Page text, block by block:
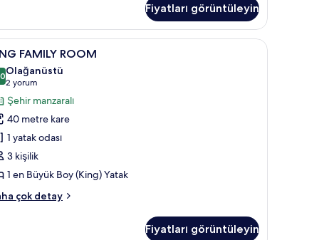
Fiyatları görüntüleyin
odada kasa Kaliteli yatak takımı, kuştüyü yorgan,
8 FAMILY ROOM
/ 10
Olağanüstü
2 yorum
(2
yorum)
Şehir manzaralı
40 metre kare
1 yatak odası
3 kişilik
1 en Büyük Boy (King) Yatak
çok detay
Fiyatları görüntüleyin